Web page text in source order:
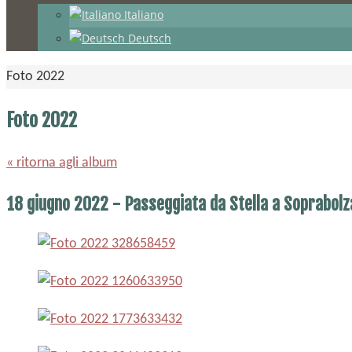
Italiano
Deutsch
Home
Foto 2022
Foto 2022
« ritorna agli album
18 giugno 2022 - Passeggiata da Stella a